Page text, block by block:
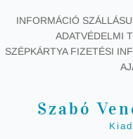
INFORMÁCIÓ
ADATVÉDELMI
SZÉPKÁRTYA FIZETÉSI
Szabó